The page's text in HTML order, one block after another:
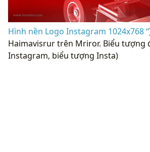
Hình nền Logo Instagram 1024x768 “
Haimavisrur trên Mriror. Biểu tượng
Instagram, biểu tượng Insta)